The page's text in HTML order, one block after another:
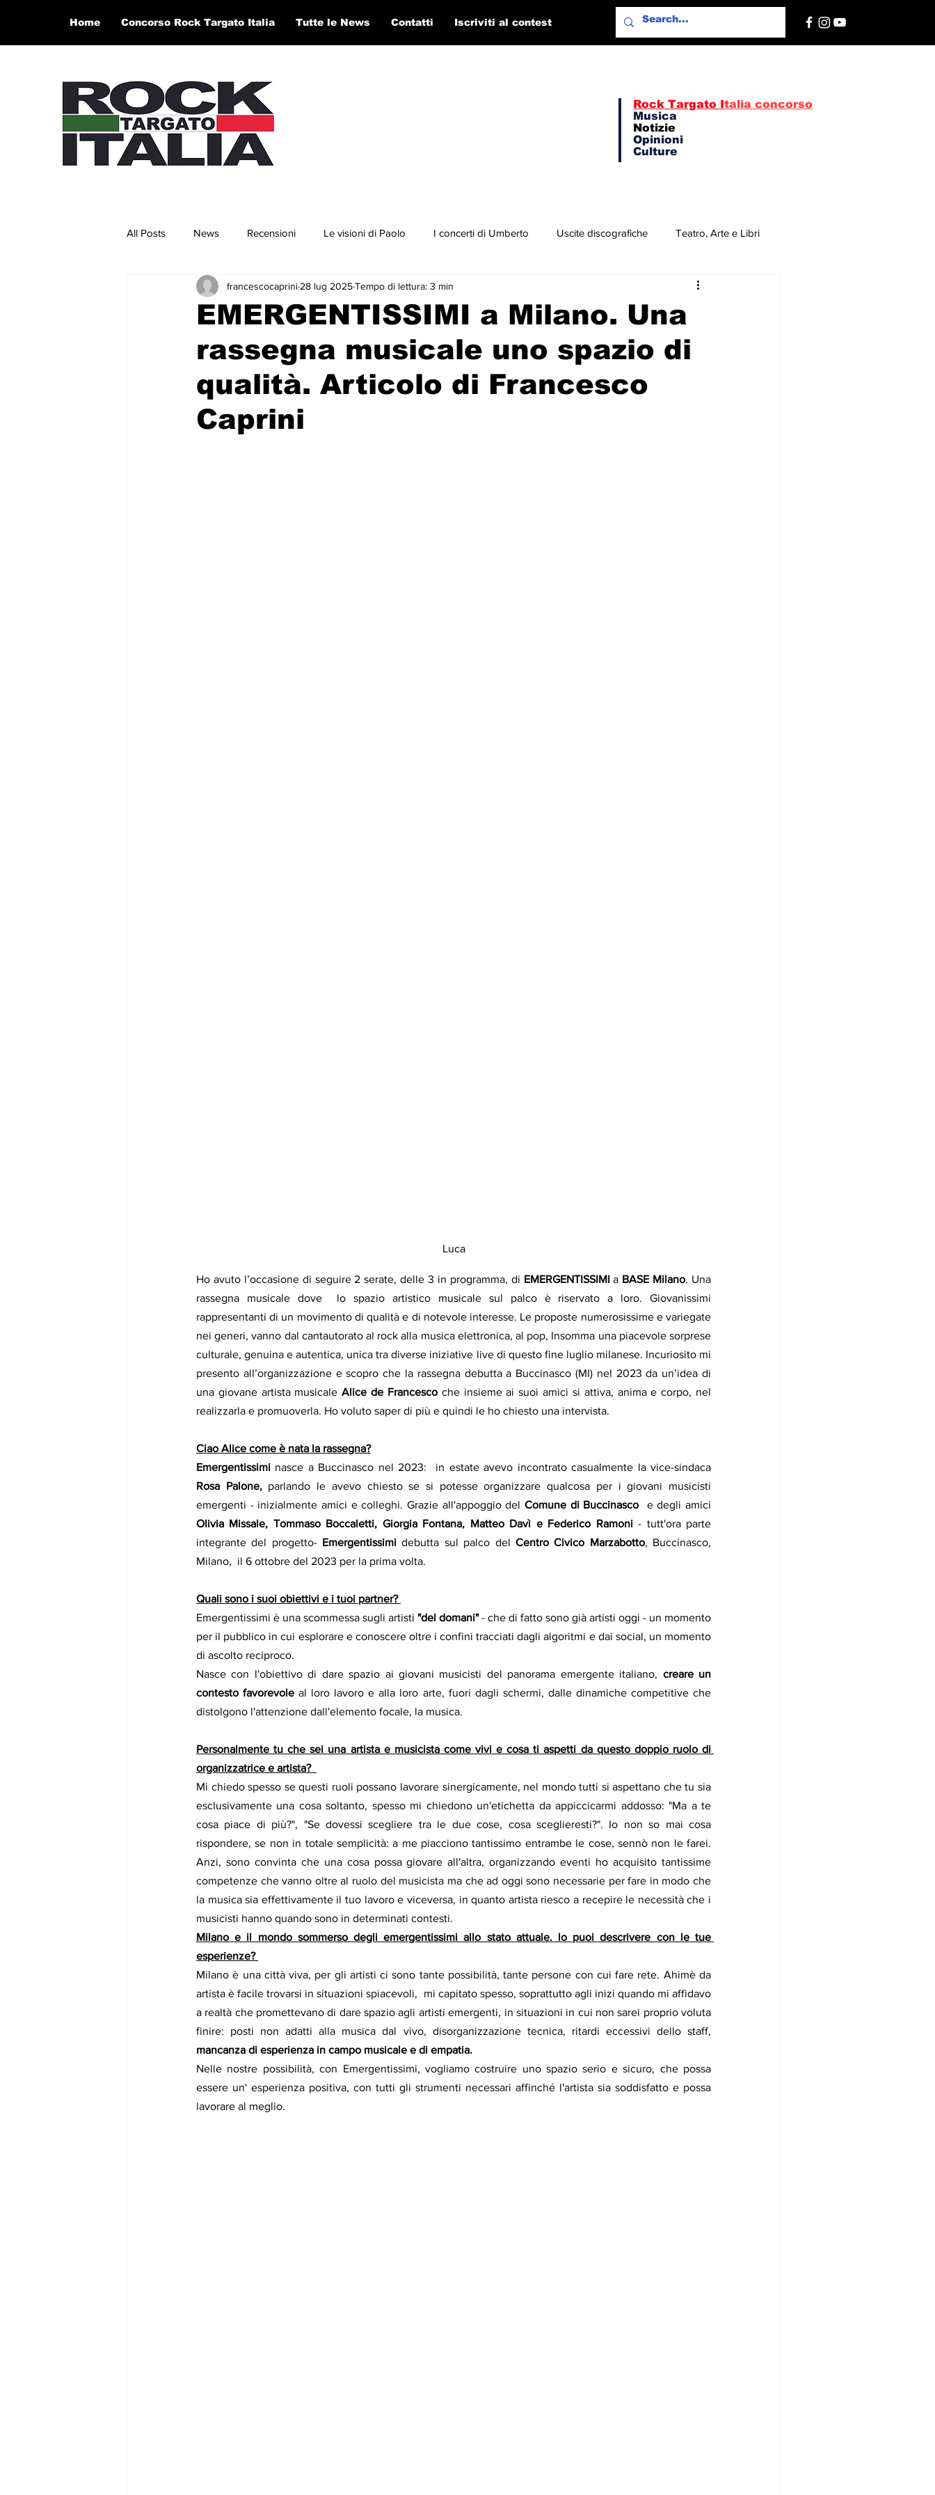
Home Concorso Rock Targato Italia Tutte le News Contatti Iscriviti al contest
Rock Targato Italia concorso
Musica
Notizie
Opinioni
Culture
All Posts News Recensioni Le visioni di Paolo I concerti di Umberto Uscite discografiche Teatro, Arte e Libri
Concerti e Video Artisti in concorso RTI 2025 Playlist
EMERGENTISSIMI a Milano. Una
rassegna musicale uno spazio di
qualità. Articolo di Francesco
Caprini
francescocaprini 28 lug 2025Tempo di lettura: 3 min
Luca
Ho avuto l’occasione di seguire 2 serate, delle 3 in programma, di EMERGENTISSIMI a BASE Milano. Una
rassegna musicale dove  lo spazio artistico musicale sul palco è riservato a loro. Giovanissimi
rappresentanti di un movimento di qualità e di notevole interesse. Le proposte numerosissime e variegate
nei generi, vanno dal cantautorato al rock alla musica elettronica, al pop, Insomma una piacevole sorprese
culturale, genuina e autentica, unica tra diverse iniziative live di questo fine luglio milanese. Incuriosito mi
presento all’organizzazione e scopro che la rassegna debutta a Buccinasco (MI) nel 2023 da un’idea di
una giovane artista musicale Alice de Francesco che insieme ai suoi amici si attiva, anima e corpo, nel
realizzarla e promuoverla. Ho voluto saper di più e quindi le ho chiesto una intervista.
Ciao Alice come è nata la rassegna?
Emergentissimi
Rosa Palone, parlando le avevo chiesto se si potesse organizzare qualcosa per i giovani musicisti
emergenti - inizialmente amici e colleghi. Grazie all'appoggio del Comune di Buccinasco
Olivia Missale, Tommaso Boccaletti, Giorgia Fontana, Matteo Davì e Federico Ramoni - tutt'ora parte
integrante del progetto- Emergentissimi debutta sul palco del Centro Civico Marzabotto, Buccinasco,
Milano,  il 6 ottobre del 2023 per la prima volta.
Quali sono i suoi obiettivi e i tuoi partner?
Emergentissimi è una scommessa sugli artisti "del domani" - che di fatto sono già artisti oggi - un momento
per il pubblico in cui esplorare e conoscere oltre i confini tracciati dagli algoritmi e dai social, un momento
di ascolto reciproco.
Nasce con l'obiettivo di dare spazio ai giovani musicisti del panorama emergente italiano, creare un
contesto favorevole al loro lavoro e alla loro arte, fuori dagli schermi, dalle dinamiche competitive che
distolgono l'attenzione dall'elemento focale, la musica.
Personalmente tu che sei una artista e musicista come vivi e cosa ti aspetti da questo doppio ruolo di
organizzatrice e artista?
Mi chiedo spesso se questi ruoli possano lavorare sinergicamente, nel mondo tutti si aspettano che tu sia
esclusivamente una cosa soltanto, spesso mi chiedono un'etichetta da appiccicarmi addosso: "Ma a te
cosa piace di più?", "Se dovessi scegliere tra le due cose, cosa sceglieresti?". Io non so mai cosa
rispondere, se non in totale semplicità: a me piacciono tantissimo entrambe le cose, sennò non le farei.
Anzi, sono convinta che una cosa possa giovare all'altra, organizzando eventi ho acquisito tantissime
competenze che vanno oltre al ruolo del musicista ma che ad oggi sono necessarie per fare in modo che
la musica sia effettivamente il tuo lavoro e viceversa, in quanto artista riesco a recepire le necessità che i
musicisti hanno quando sono in determinati contesti.
Milano e il mondo sommerso degli emergentissimi allo stato attuale. lo puoi descrivere con le tue
esperienze?
Milano è una città viva, per gli artisti ci sono tante possibilità, tante persone con cui fare rete. Ahimè da
artista è facile trovarsi in situazioni spiacevoli,  mi capitato spesso, soprattutto agli inizi quando mi affidavo
a realtà che promettevano di dare spazio agli artisti emergenti, in situazioni in cui non sarei proprio voluta
mancanza di esperienza in campo musicale e di empatia.
Nelle nostre possibilità, con Emergentissimi, vogliamo costruire uno spazio serio e sicuro, che possa
essere un' esperienza positiva, con tutti gli strumenti necessari affinché l'artista sia soddisfatto e possa
lavorare al meglio.